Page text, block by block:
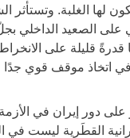
لها الغلبة. وتستأثر
على الصعيد الداخلي بجلّ
قدرةً قليلة على
أو في اتخاذ موقف قوي
دور إيران في
القطَرية ليست في